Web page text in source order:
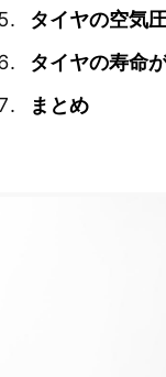
タイヤの空気
タイヤの寿命
まとめ